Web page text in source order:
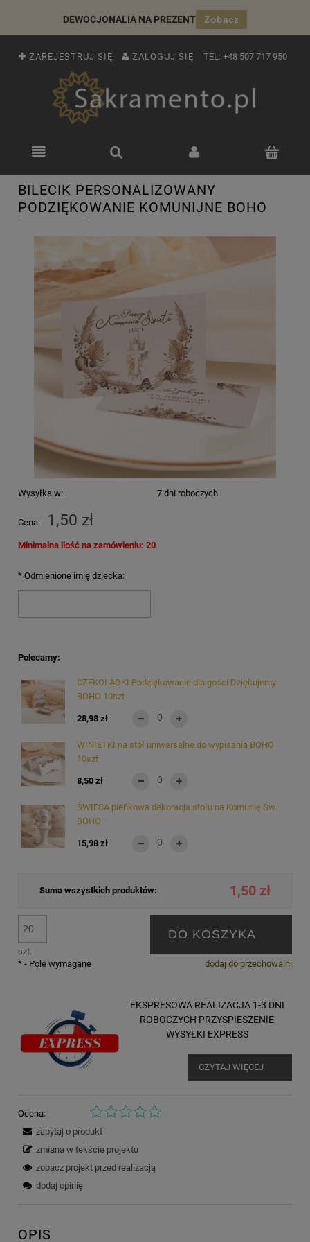
DEWOCJONALIA NA PREZENT Zobacz
ZAREJESTRUJ SIĘ ZALOGUJ SIĘ TEL: +48 507 717 950
BILECIK PERSONALIZOWANY
PODZIĘKOWANIE KOMUNIJNE BOHO
Wysyłka w: 7 dni roboczych
Cena: 1,50 zł
Minimalna ilość na zamówieniu: 20
* Odmienione imię dziecka:
Polecamy:
CZEKOLADKI Podziękowanie dla gości Dziękujemy
BOHO 10szt
28,98 zł
ŚWIECA pieńkowa dekoracja stołu na Komunię Św.
BOHO
15,98 zł
WINIETKI na stół uniwersalne do wypisania BOHO
10szt
8,50 zł
Suma wszystkich produktów: 1,50 zł
szt.
DO KOSZYKA
dodaj do przechowalni
* - Pole wymagane
EKSPRESOWA REALIZACJA 1-3 DNI
ROBOCZYCH PRZYSPIESZENIE
WYSYŁKI EXPRESS
CZYTAJ WIĘCEJ
Ocena:
zapytaj o produkt
zmiana w tekście projektu
zobacz projekt przed realizacją
dodaj opinię
OPIS